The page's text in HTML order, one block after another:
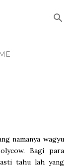
namanya wagyu
Bagi para
tahu lah yang